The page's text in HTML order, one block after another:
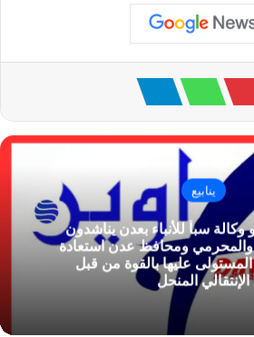
ينابيع
سبأ للأنباء بعدن يناشدون
والمحرمي ومحافظ عدن استعادة
المستولى عليها بالقوة من قبل
الإنتقالي المنحل